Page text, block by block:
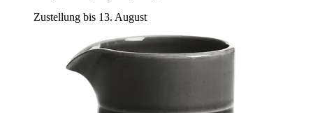
Zustellung bis 13. August